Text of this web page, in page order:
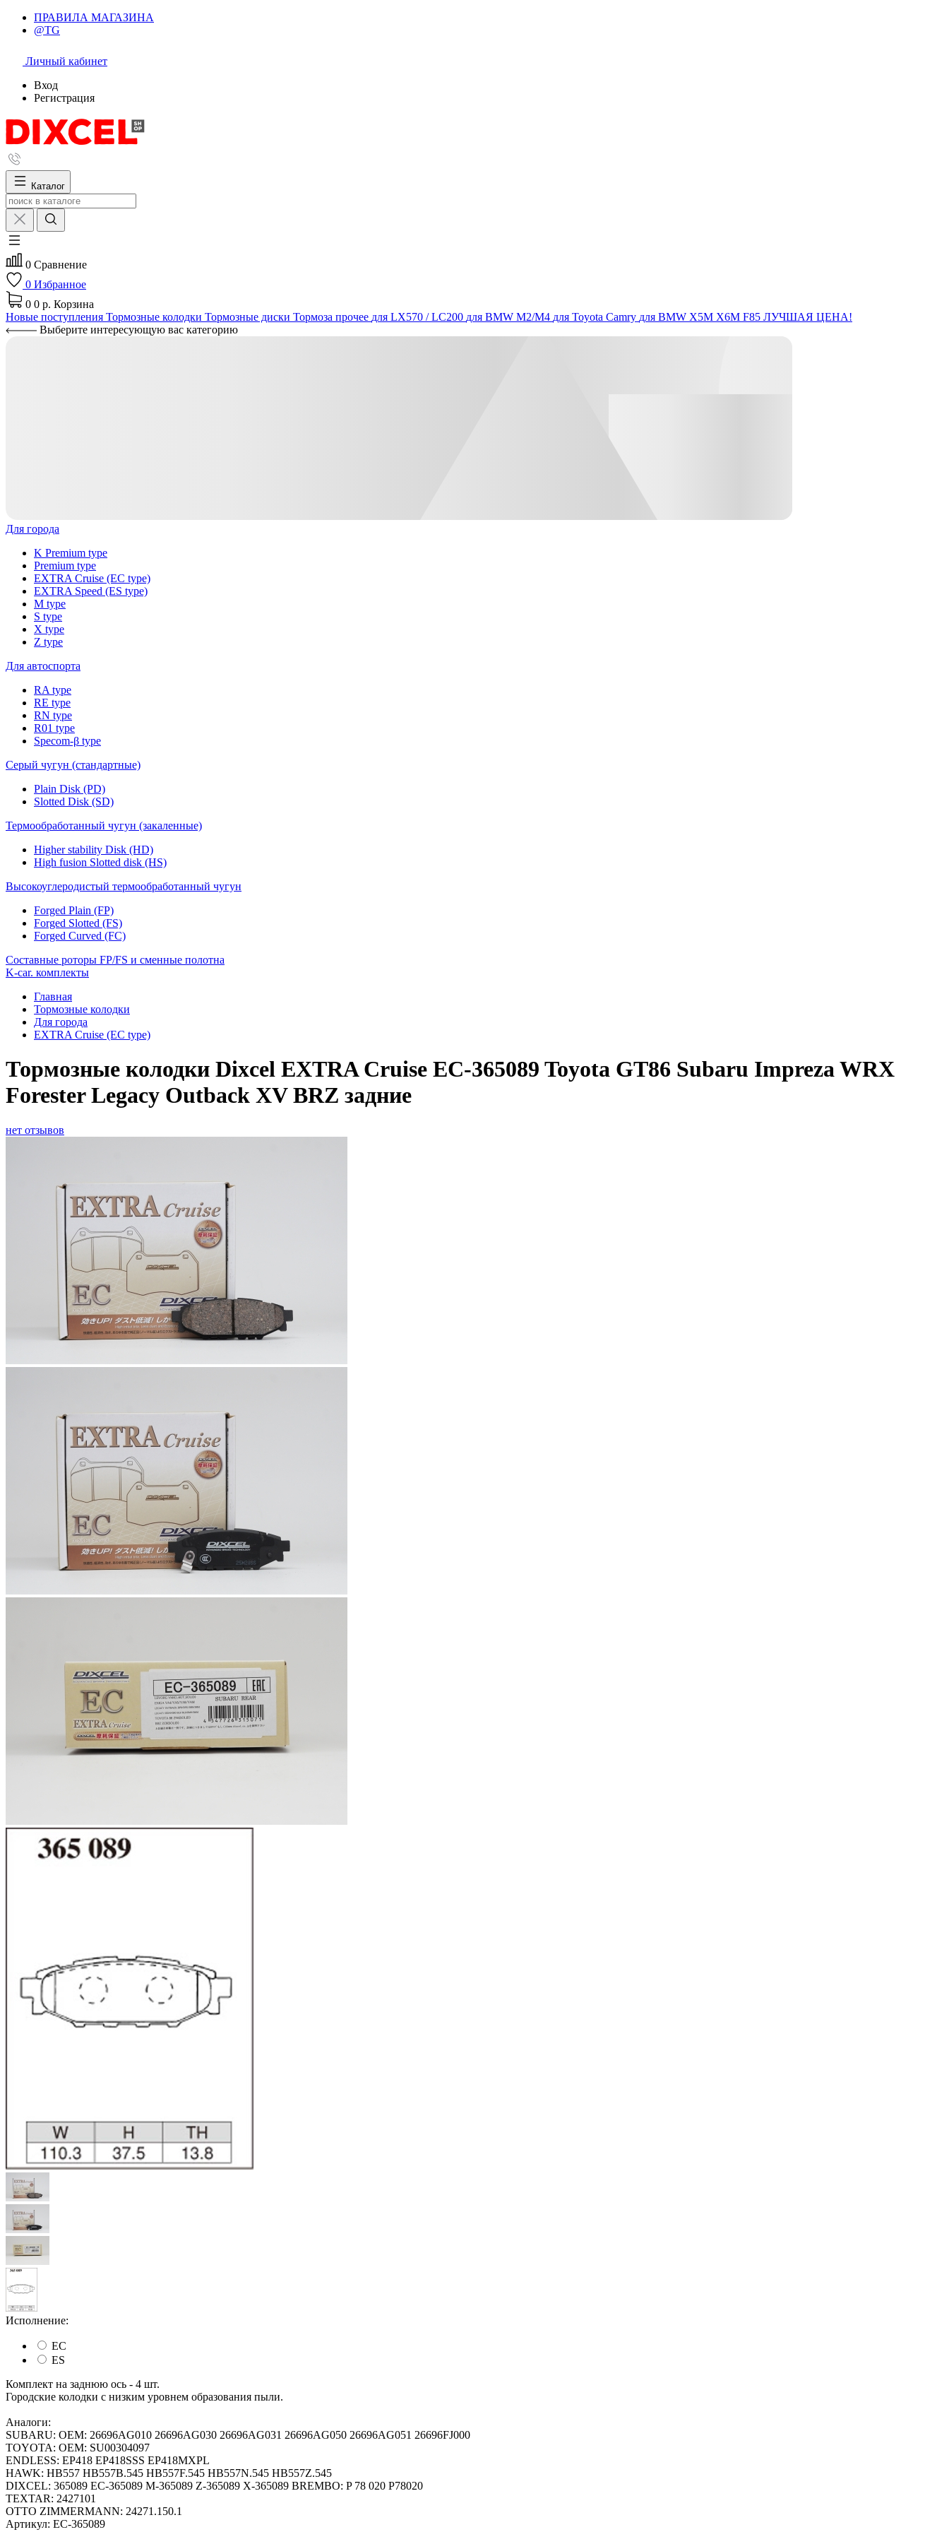
ПРАВИЛА МАГАЗИНА
@TG
Личный кабинет
Вход
Регистрация
Каталог
0 Сравнение
0 Избранное
0 0 р. Корзина
Новые поступления Тормозные колодки Тормозные диски Тормоза прочее для LX570 / LC200 для BMW M2/M4 для Toyota Camry для BMW X5M X6M F85 ЛУЧШАЯ ЦЕНА!
Выберите интересующую вас категорию
Для города
K Premium type
Premium type
EXTRA Cruise (EC type)
EXTRA Speed (ES type)
M type
S type
X type
Z type
Для автоспорта
RA type
RE type
RN type
R01 type
Specom-β type
Серый чугун (стандартные)
Plain Disk (PD)
Slotted Disk (SD)
Термообработанный чугун (закаленные)
Higher stability Disk (HD)
High fusion Slotted disk (HS)
Высокоуглеродистый термообработанный чугун
Forged Plain (FP)
Forged Slotted (FS)
Forged Curved (FC)
Составные роторы FP/FS и сменные полотна
K-car. комплекты
Главная
Тормозные колодки
Для города
EXTRA Cruise (EC type)
Тормозные колодки Dixcel EXTRA Cruise EC-365089 Toyota GT86 Subaru Impreza WRX
Forester Legacy Outback XV BRZ задние
нет отзывов
Исполнение:
EC
ES
Комплект на заднюю ось - 4 шт.
Городские колодки с низким уровнем образования пыли.
Аналоги:
SUBARU: OEM: 26696AG010 26696AG030 26696AG031 26696AG050 26696AG051 26696FJ000
TOYOTA: OEM: SU00304097
ENDLESS: EP418 EP418SSS EP418MXPL
HAWK: HB557 HB557B.545 HB557F.545 HB557N.545 HB557Z.545
DIXCEL: 365089 EC-365089 M-365089 Z-365089 X-365089 BREMBO: P 78 020 P78020
TEXTAR: 2427101
OTTO ZIMMERMANN: 24271.150.1
Артикул: EC-365089